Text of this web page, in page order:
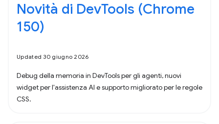
Novità di DevTools (Chrome
150)
Updated 30 giugno 2026
Debug della memoria in DevTools per gli agenti, nuovi
widget per l'assistenza AI e supporto migliorato per le regole
CSS.